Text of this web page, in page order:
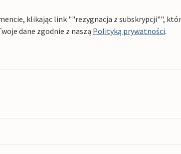
klikając link ""rezygnacja z subskrypcji"",
dane zgodnie z naszą Polityką prywatności.